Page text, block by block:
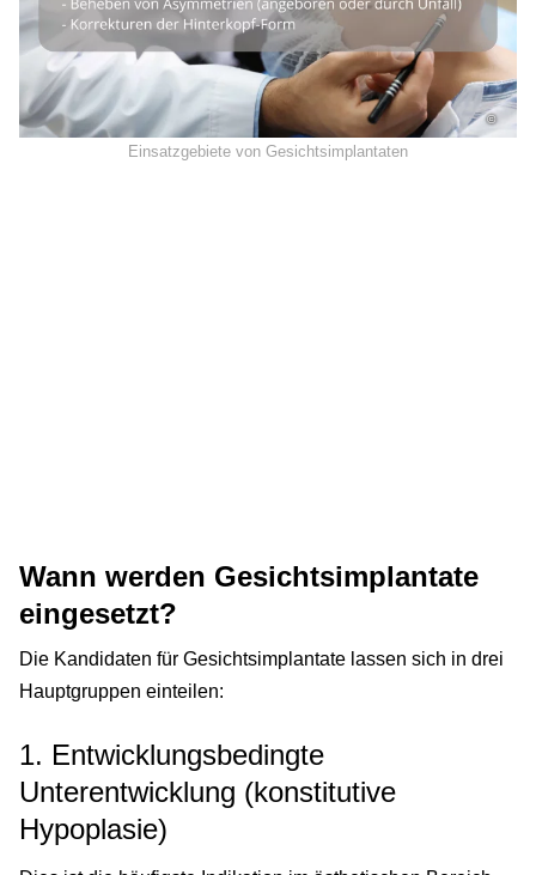
©
Einsatzgebiete von Gesichtsimplantaten
Wann werden Gesichtsimplantate
eingesetzt?
Die Kandidaten für Gesichtsimplantate lassen sich in drei
Hauptgruppen einteilen:
1. Entwicklungsbedingte
Unterentwicklung (konstitutive
Hypoplasie)